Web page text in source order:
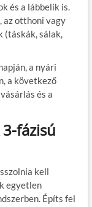
és a lábbelik is.
az otthoni vagy
(táskák, sálak,
a nyári
a következő
és a
fázisú
kell
egyetlen
Építs fel